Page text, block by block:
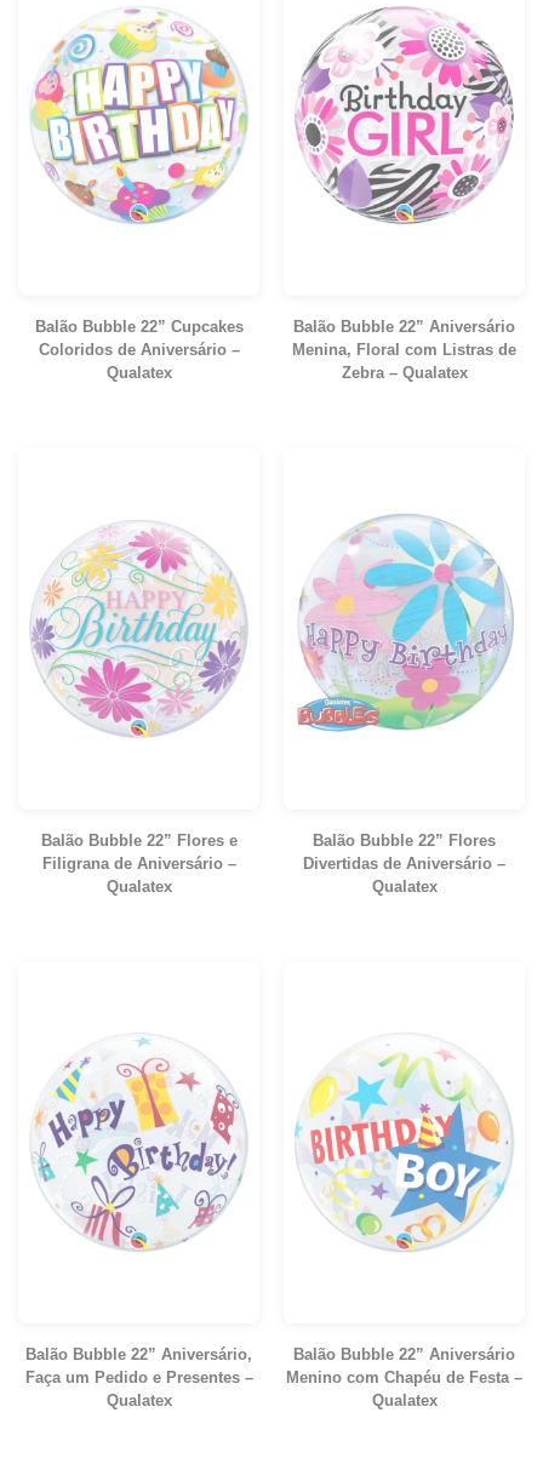
Balão Bubble 22” Cupcakes
Coloridos de Aniversário –
Qualatex
Balão Bubble 22” Aniversário
Menina, Floral com Listras de
Zebra – Qualatex
Balão Bubble 22” Flores e
Filigrana de Aniversário –
Qualatex
Balão Bubble 22” Flores
Divertidas de Aniversário –
Qualatex
Balão Bubble 22” Aniversário,
Faça um Pedido e Presentes –
Qualatex
Balão Bubble 22” Aniversário
Menino com Chapéu de Festa –
Qualatex